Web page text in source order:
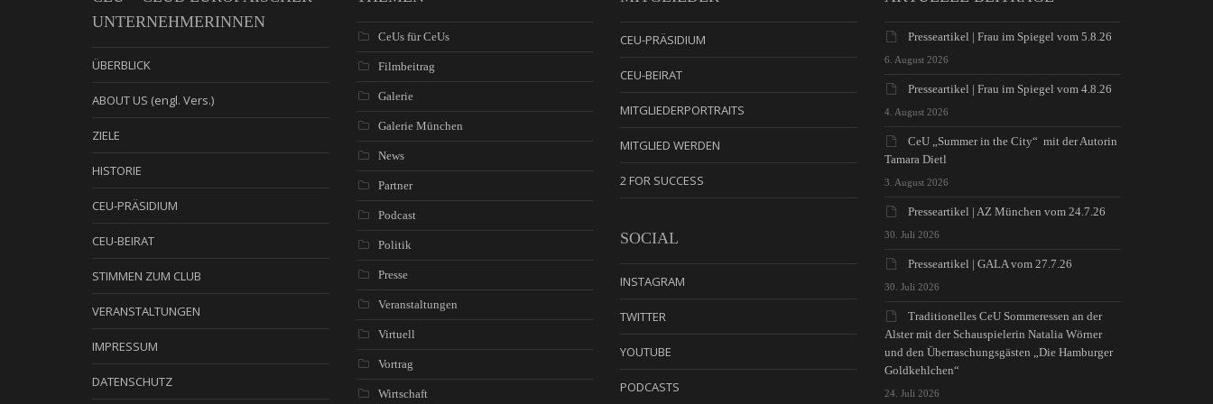
UNTERNEHMERINNEN
ÜBERBLICK
ABOUT US (engl. Vers.)
ZIELE
HISTORIE
CEU-PRÄSIDIUM
CEU-BEIRAT
STIMMEN ZUM CLUB
VERANSTALTUNGEN
IMPRESSUM
DATENSCHUTZ
CeUs für CeUs
Filmbeitrag
Galerie
Galerie München
News
Partner
Podcast
Politik
Presse
Veranstaltungen
Virtuell
Vortrag
Wirtschaft
CEU-PRÄSIDIUM
CEU-BEIRAT
MITGLIEDERPORTRAITS
MITGLIED WERDEN
2 FOR SUCCESS
SOCIAL
INSTAGRAM
TWITTER
YOUTUBE
PODCASTS
Presseartikel | Frau im Spiegel vom 5.8.26
6. August 2026
Presseartikel | Frau im Spiegel vom 4.8.26
4. August 2026
CeU „Summer in the City“ mit der Autorin
Tamara Dietl
3. August 2026
Presseartikel | AZ München vom 24.7.26
30. Juli 2026
Presseartikel | GALA vom 27.7.26
30. Juli 2026
Traditionelles CeU Sommeressen an der
Alster mit der Schauspielerin Natalia Wörner
und den Überraschungsgästen „Die Hamburger
Goldkehlchen“
24. Juli 2026